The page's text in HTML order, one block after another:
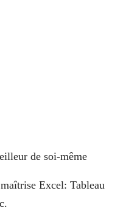
de soi-même
Excel: Tableau